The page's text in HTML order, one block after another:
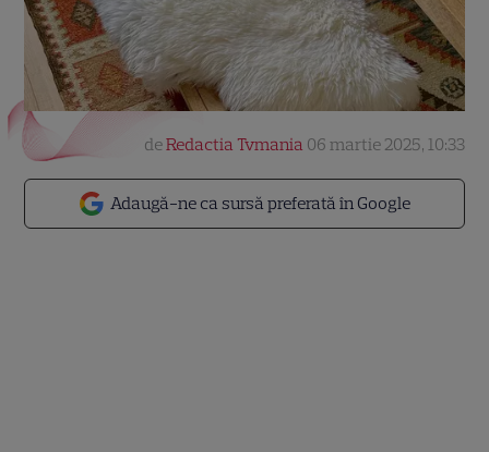
Adaugă-ne ca sursă preferată în Google
deRedactia Tvmania 06 martie 2025, 10:33